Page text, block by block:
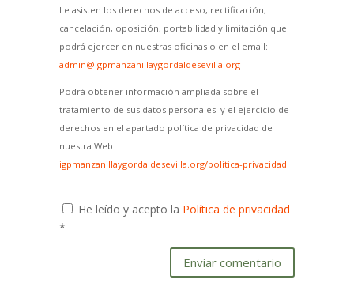
Le asisten los derechos de acceso, rectificación,
cancelación, oposición, portabilidad y limitación que
podrá ejercer en nuestras oficinas o en el email:
admin@igpmanzanillaygordaldesevilla.org
Podrá obtener información ampliada sobre el
tratamiento de sus datos personales y el ejercicio de
derechos en el apartado política de privacidad de
nuestra Web
igpmanzanillaygordaldesevilla.org/politica-privacidad
He leído y acepto la Política de privacidad
*
Enviar comentario